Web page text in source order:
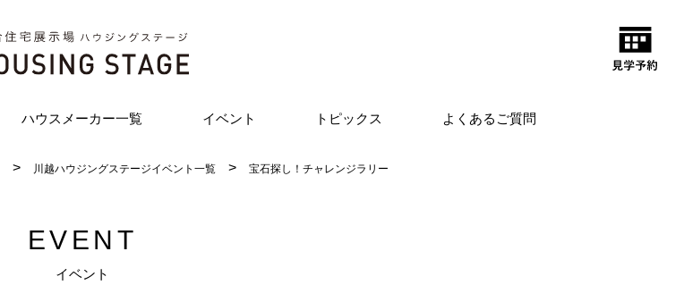
ハウスメーカー一覧 イベント トピックス よくあるご質問
川越ハウジングステージイベント一覧 宝石探し！チャレンジラリー
EVENT
イベント